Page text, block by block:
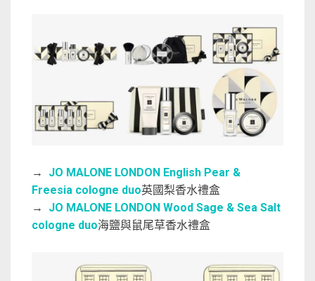
→ JO MALONE LONDON English Pear &
Freesia cologne duo英國梨香水禮盒
→ JO MALONE LONDON Wood Sage & Sea Salt
cologne duo海鹽與鼠尾草香水禮盒